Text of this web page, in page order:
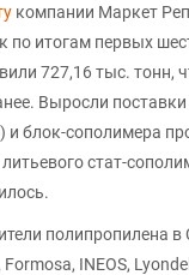
компании Маркет
по итогам первых
727,16 тыс. тонн,
Выросли
и блок-сополимера
стат-
полипропилена
INEOS,